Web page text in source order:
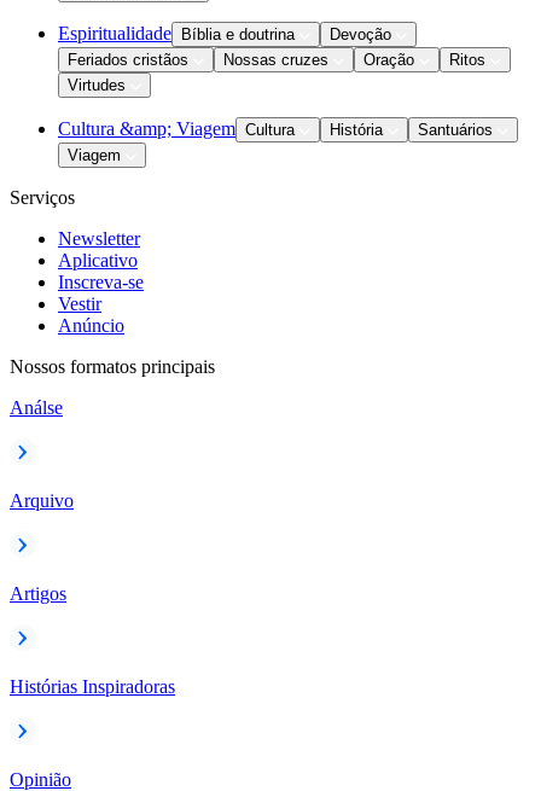
Espiritualidade Bíblia e doutrina
Devoção
Feriados cristãos
Nossas cruzes Oração
Ritos
Virtudes
Cultura &amp; Viagem Cultura História
Santuários
Viagem
Serviços
Newsletter
Aplicativo
Inscreva-se
Vestir
Anúncio
Nossos formatos principais
Análse
Arquivo
Artigos
Histórias Inspiradoras
Opinião